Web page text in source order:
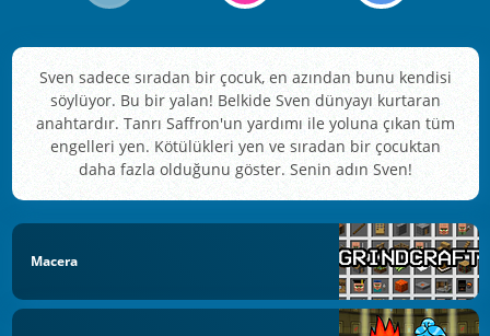
Sven sadece sıradan bir çocuk, en azından bunu kendisi
söylüyor. Bu bir yalan! Belkide Sven dünyayı kurtaran
anahtardır. Tanrı Saffron'un yardımı ile yoluna çıkan tüm
engelleri yen. Kötülükleri yen ve sıradan bir çocuktan
daha fazla olduğunu göster. Senin adın Sven!
Macera